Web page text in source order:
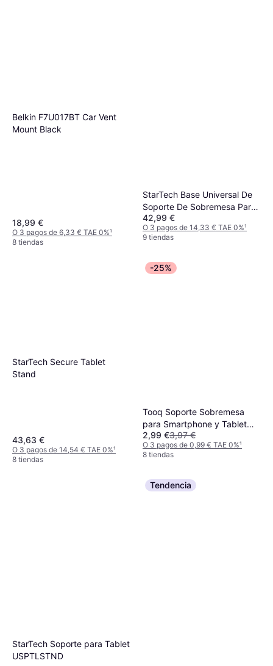
Belkin F7U017BT Car Vent
Mount Black
18,99 €
O 3 pagos de 6,33 € TAE 0%¹
8 tiendas
StarTech Base Universal De
Soporte De Sobremesa Para
Tablet
42,99 €
O 3 pagos de 14,33 € TAE 0%¹
9 tiendas
StarTech Secure Tablet
Stand
43,63 €
O 3 pagos de 14,54 € TAE 0%¹
8 tiendas
-25%
Tooq Soporte Sobremesa
para Smartphone y Tablet
Plegable Slim Rosa
2,99 €3,97 €
O 3 pagos de 0,99 € TAE 0%¹
8 tiendas
StarTech Soporte para Tablet
USPTLSTND
Tendencia